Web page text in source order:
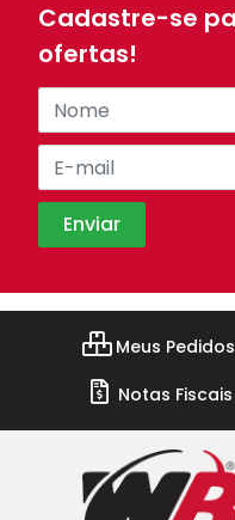
Cadastre-se
ofertas!
Meus Pedidos
Notas Fiscais